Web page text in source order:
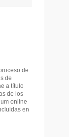
de
de
a título
de los
online
en